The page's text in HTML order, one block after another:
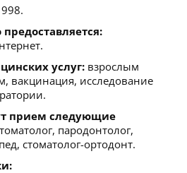
услуг: взрослым
вакцинация, исследование
прием следующие
пародонтолог,
стоматолог-ортодонт.